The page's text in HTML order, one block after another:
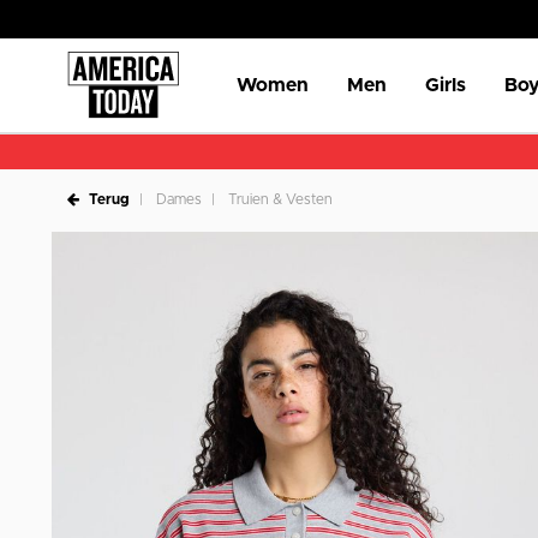
Women Men Girls
Terug Dames Truien & Vesten